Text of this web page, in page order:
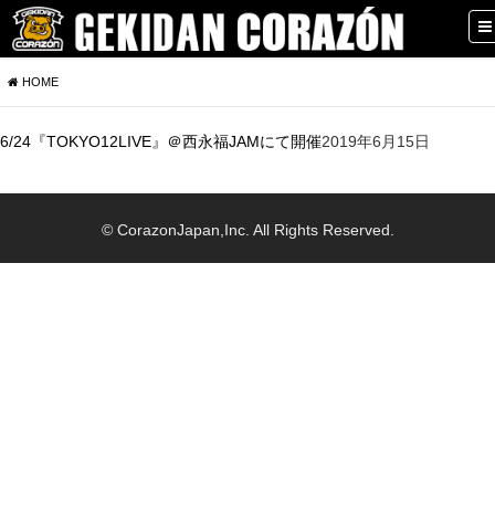
HOME
6/24『TOKYO12LIVE』＠西永福JAMにて開催2019年6月15日
© CorazonJapan,Inc. All Rights Reserved.